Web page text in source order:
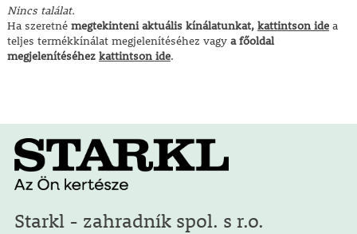
Nincs találat.
Ha szeretné megtekinteni aktuális kínálatunkat, kattintson idea
teljes termékkínálat megjelenítéséhez vagy a főoldal
megjelenítéséhez kattintson ide.
Starkl - zahradník spol. s r.o.